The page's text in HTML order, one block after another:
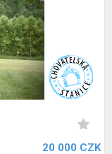
20 000 CZK